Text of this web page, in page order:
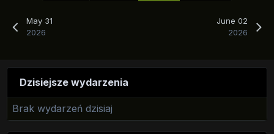
May 31
2026
June 02
2026
Dzisiejsze wydarzenia
Brak wydarzeń dzisiaj